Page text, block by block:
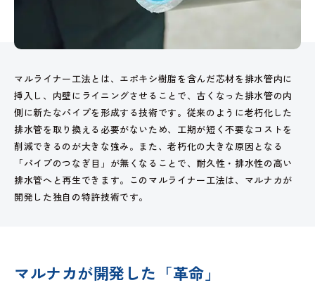
マルライナー工法とは、エポキシ樹脂を含んだ芯材を排水管内に
挿入し、内壁にライニングさせることで、古くなった排水管の内
側に新たなパイプを形成する技術です。従来のように老朽化した
排水管を取り換える必要がないため、工期が短く不要なコストを
削減できるのが大きな強み。また、老朽化の大きな原因となる
「パイプのつなぎ目」が無くなることで、耐久性・排水性の高い
排水管へと再生できます。このマルライナー工法は、マルナカが
開発した独自の特許技術です。
マルナカが開発した「革命」